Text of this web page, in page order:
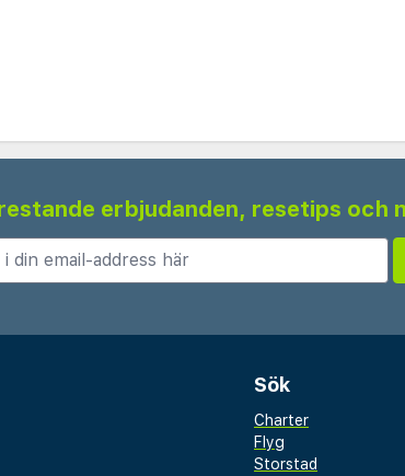
med dusch,
Avstånd
Church - 1 km
km
erbjudanden, resetips och
Sök
Charter
Flyg
Storstad